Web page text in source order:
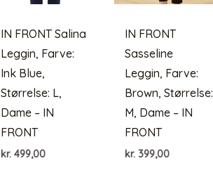
IN FRONT Salina
Leggin, Farve:
Ink Blue,
Størrelse: L,
Dame – IN
FRONT
kr. 499,00
IN FRONT
Sasseline
Leggin, Farve:
Brown, Størrelse:
M, Dame – IN
FRONT
kr. 399,00